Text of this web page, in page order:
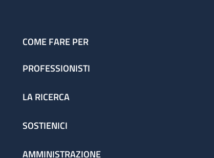
COME FARE PER
PROFESSIONISTI
LA RICERCA
SOSTIENICI
AMMINISTRAZIONE